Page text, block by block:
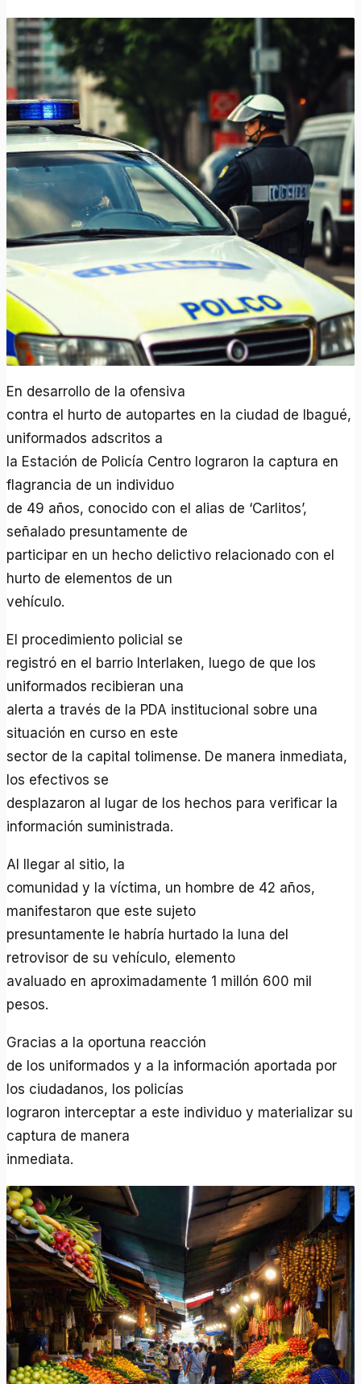
En desarrollo de la ofensiva
contra el hurto de autopartes en la ciudad de Ibagué,
uniformados adscritos a
la Estación de Policía Centro lograron la captura en
flagrancia de un individuo
de 49 años, conocido con el alias de ‘Carlitos’,
señalado presuntamente de
participar en un hecho delictivo relacionado con el
hurto de elementos de un
vehículo.
El procedimiento policial se
registró en el barrio Interlaken, luego de que los
uniformados recibieran una
alerta a través de la PDA institucional sobre una
situación en curso en este
sector de la capital tolimense. De manera inmediata,
los efectivos se
desplazaron al lugar de los hechos para verificar la
información suministrada.
Al llegar al sitio, la
comunidad y la víctima, un hombre de 42 años,
manifestaron que este sujeto
presuntamente le habría hurtado la luna del
retrovisor de su vehículo, elemento
avaluado en aproximadamente 1 millón 600 mil
pesos.
Gracias a la oportuna reacción
de los uniformados y a la información aportada por
los ciudadanos, los policías
lograron interceptar a este individuo y materializar su
captura de manera
inmediata.